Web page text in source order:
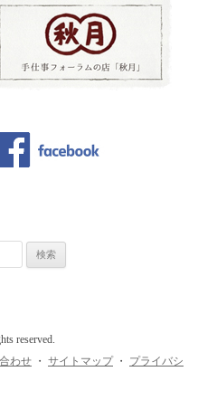
reserved.
わせ ・ サイトマップ・ プライバシ